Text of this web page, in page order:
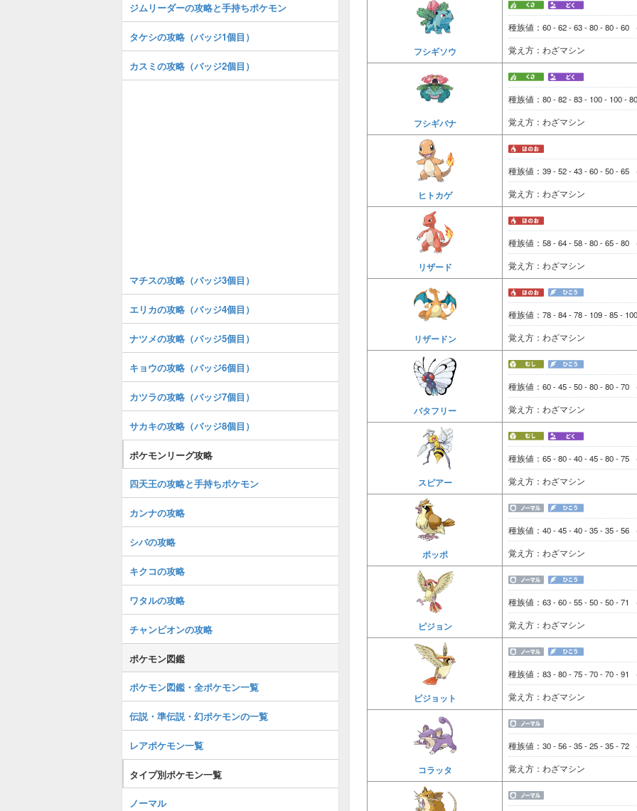
フシギソウ
種族値：60 - 62 - 63 - 80 - 80 - 60
覚え方：わざマシン
フシギバナ
種族値：80 - 82 - 83 - 100 - 100 -
覚え方：わざマシン
ヒトカゲ
種族値：39 - 52 - 43 - 60 - 50 - 65
覚え方：わざマシン
リザード
種族値：58 - 64 - 58 - 80 - 65 - 80
覚え方：わざマシン
リザードン
種族値：78 - 84 - 78 - 109 - 85 -
覚え方：わざマシン
バタフリー
種族値：60 - 45 - 50 - 80 - 80 - 70
覚え方：わざマシン
スピアー
種族値：65 - 80 - 40 - 45 - 80 - 75
覚え方：わざマシン
ポッポ
種族値：40 - 45 - 40 - 35 - 35 - 56
覚え方：わざマシン
ピジョン
種族値：63 - 60 - 55 - 50 - 50 - 71
覚え方：わざマシン
ピジョット
種族値：83 - 80 - 75 - 70 - 70 - 91
覚え方：わざマシン
コラッタ
種族値：30 - 56 - 35 - 25 - 35 - 72
覚え方：わざマシン
ジムリーダーの攻略と手持ちポケモン
タケシの攻略（バッジ1個目）
カスミの攻略（バッジ2個目）
マチスの攻略（バッジ3個目）
エリカの攻略（バッジ4個目）
ナツメの攻略（バッジ5個目）
キョウの攻略（バッジ6個目）
カツラの攻略（バッジ7個目）
サカキの攻略（バッジ8個目）
ポケモンリーグ攻略
四天王の攻略と手持ちポケモン
カンナの攻略
シバの攻略
キクコの攻略
ワタルの攻略
チャンピオンの攻略
ポケモン図鑑
ポケモン図鑑・全ポケモン一覧
伝説・準伝説・幻ポケモンの一覧
レアポケモン一覧
タイプ別ポケモン一覧
ノーマル